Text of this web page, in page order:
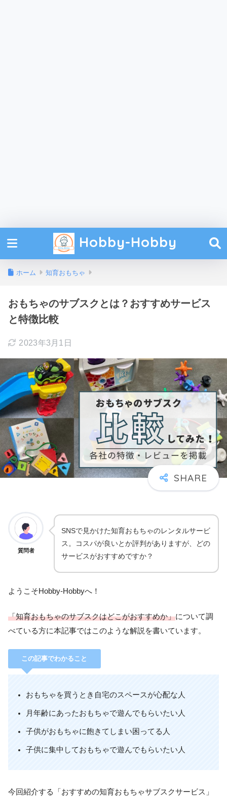
Hobby-Hobby
ホーム 知育おもちゃ
おもちゃのサブスクとは？おすすめサービス
と特徴比較
2023年3月1日
質問者
SNSで見かけた知育おもちゃのレンタルサービ
ス。コスパが良いとか評判がありますが、どの
サービスがおすすめですか？
ようこそHobby-Hobbyへ！
「知育おもちゃのサブスクはどこがおすすめか」について調
べている方に本記事ではこのような解説を書いています。
この記事でわかること
おもちゃを買うとき自宅のスペースが心配な人
月年齢にあったおもちゃで遊んでもらいたい人
子供がおもちゃに飽きてしまい困ってる人
子供に集中しておもちゃで遊んでもらいたい人
今回紹介する「おすすめの知育おもちゃサブスクサービス」